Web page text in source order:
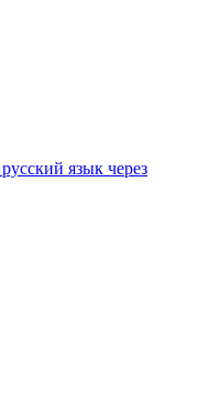
язык через